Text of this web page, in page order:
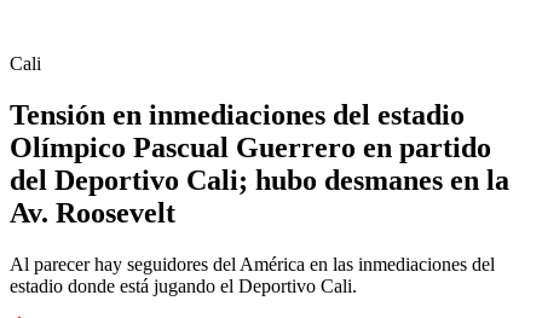
Cali
Tensión en inmediaciones del estadio
Olímpico Pascual Guerrero en partido
del Deportivo Cali; hubo desmanes en la
Av. Roosevelt
Al parecer hay seguidores del América en las inmediaciones del
estadio donde está jugando el Deportivo Cali.